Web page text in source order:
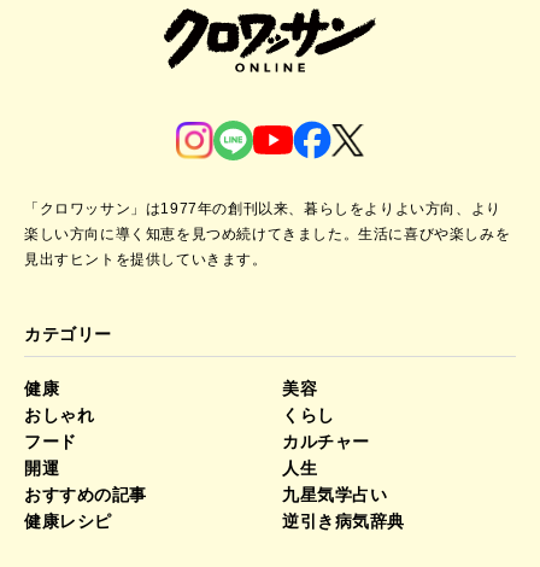
「クロワッサン」は1977年の創刊以来、暮らしをよりよい方向、より
楽しい方向に導く知恵を見つめ続けてきました。生活に喜びや楽しみを
見出すヒントを提供していきます。
カテゴリー
健康
美容
おしゃれ
くらし
フード
カルチャー
開運
人生
おすすめの記事
九星気学占い
健康レシピ
逆引き病気辞典